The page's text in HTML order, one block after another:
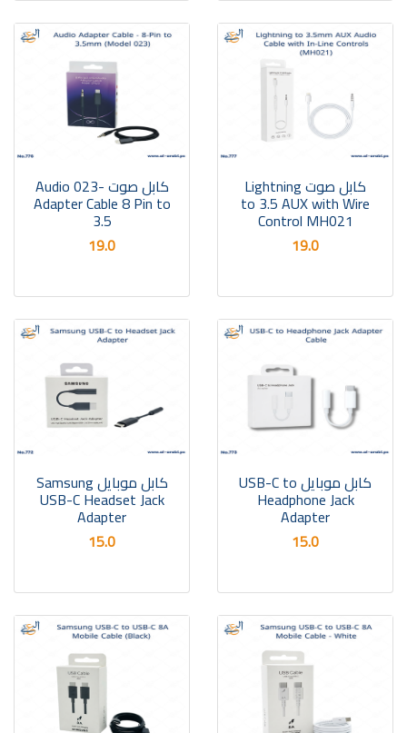
كابل صوت Lightning
to 3.5 AUX with Wire
Control MH021
19.0
كابل صوت -023 Audio
Adapter Cable 8 Pin to
3.5
19.0
كابل موبايل USB-C to
Headphone Jack
Adapter
15.0
كابل موبايل Samsung
USB-C Headset Jack
Adapter
15.0